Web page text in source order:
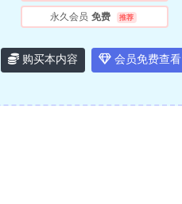
永久会员 免费 推荐
购买本内容 会员免费查看